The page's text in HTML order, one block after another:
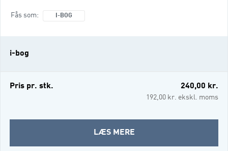
Fås som I-BOG
i-bog
Pris pr. stk. 240,00 kr.
192,00 kr. ekskl. moms
LÆS MEREOM
MEDIER